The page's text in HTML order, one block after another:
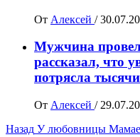
От Алексей /
Мужчина
рассказал, что
потрясла
От Алексей /
Навигация
Назад У любовницы